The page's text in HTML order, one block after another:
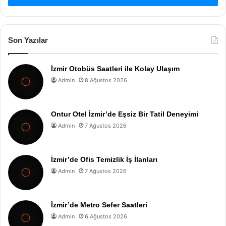
Son Yazılar
İzmir Otobüs Saatleri ile Kolay Ulaşım
Admin 8 Ağustos 2026
Ontur Otel İzmir’de Eşsiz Bir Tatil Deneyimi
Admin 7 Ağustos 2026
İzmir’de Ofis Temizlik İş İlanları
Admin 7 Ağustos 2026
İzmir’de Metro Sefer Saatleri
Admin 6 Ağustos 2026